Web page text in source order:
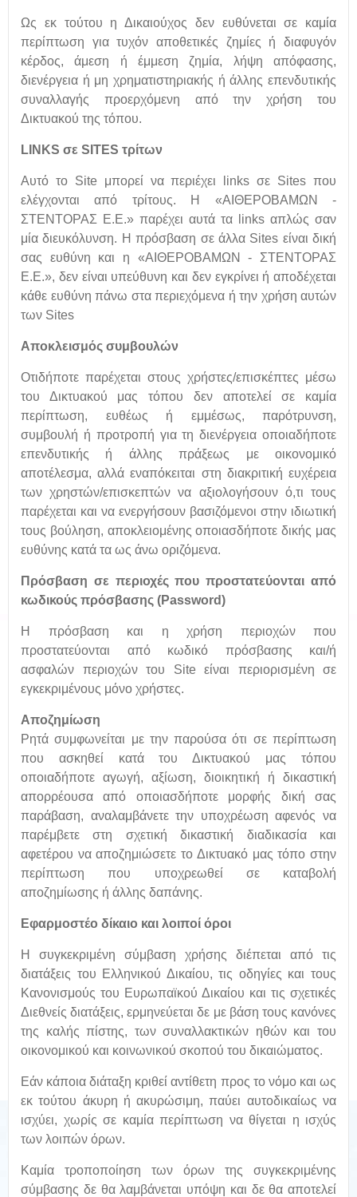
Ως εκ τούτου η Δικαιούχος δεν ευθύνεται σε καμία
περίπτωση για τυχόν αποθετικές ζημίες ή διαφυγόν
κέρδος, άμεση ή έμμεση ζημία, λήψη απόφασης,
διενέργεια ή μη χρηματιστηριακής ή άλλης επενδυτικής
συναλλαγής προερχόμενη από την χρήση του
Δικτυακού της τόπου.
LINKS σε SITES τρίτων
Αυτό το Site μπορεί να περιέχει links σε Sites που
ελέγχονται από τρίτους. Η «ΑΙΘΕΡΟΒΑΜΩΝ -
ΣΤΕΝΤΟΡΑΣ Ε.Ε.» παρέχει αυτά τα links απλώς σαν
μία διευκόλυνση. Η πρόσβαση σε άλλα Sites είναι δική
σας ευθύνη και η «ΑΙΘΕΡΟΒΑΜΩΝ - ΣΤΕΝΤΟΡΑΣ
Ε.Ε.», δεν είναι υπεύθυνη και δεν εγκρίνει ή αποδέχεται
κάθε ευθύνη πάνω στα περιεχόμενα ή την χρήση αυτών
των Sites
Αποκλεισμός συμβουλών
Οτιδήποτε παρέχεται στους χρήστες/επισκέπτες μέσω
του Δικτυακού μας τόπου δεν αποτελεί σε καμία
περίπτωση, ευθέως ή εμμέσως, παρότρυνση,
συμβουλή ή προτροπή για τη διενέργεια οποιαδήποτε
επενδυτικής ή άλλης πράξεως με οικονομικό
αποτέλεσμα, αλλά εναπόκειται στη διακριτική ευχέρεια
των χρηστών/επισκεπτών να αξιολογήσουν ό,τι τους
παρέχεται και να ενεργήσουν βασιζόμενοι στην ιδιωτική
τους βούληση, αποκλειομένης οποιασδήποτε δικής μας
ευθύνης κατά τα ως άνω οριζόμενα.
Πρόσβαση σε περιοχές που προστατεύονται από
κωδικούς πρόσβασης (Password)
Η πρόσβαση και η χρήση περιοχών που
προστατεύονται από κωδικό πρόσβασης και/ή
ασφαλών περιοχών του Site είναι περιορισμένη σε
εγκεκριμένους μόνο χρήστες.
Αποζημίωση
Ρητά συμφωνείται με την παρούσα ότι σε περίπτωση
που ασκηθεί κατά του Δικτυακού μας τόπου
οποιαδήποτε αγωγή, αξίωση, διοικητική ή δικαστική
απορρέουσα από οποιασδήποτε μορφής δική σας
παράβαση, αναλαμβάνετε την υποχρέωση αφενός να
παρέμβετε στη σχετική δικαστική διαδικασία και
αφετέρου να αποζημιώσετε το Δικτυακό μας τόπο στην
περίπτωση που υποχρεωθεί σε καταβολή
αποζημίωσης ή άλλης δαπάνης.
Εφαρμοστέο δίκαιο και λοιποί όροι
Η συγκεκριμένη σύμβαση χρήσης διέπεται από τις
διατάξεις του Ελληνικού Δικαίου, τις οδηγίες και τους
Κανονισμούς του Ευρωπαϊκού Δικαίου και τις σχετικές
Διεθνείς διατάξεις, ερμηνεύεται δε με βάση τους κανόνες
της καλής πίστης, των συναλλακτικών ηθών και του
οικονομικού και κοινωνικού σκοπού του δικαιώματος.
Εάν κάποια διάταξη κριθεί αντίθετη προς το νόμο και ως
εκ τούτου άκυρη ή ακυρώσιμη, παύει αυτοδικαίως να
ισχύει, χωρίς σε καμία περίπτωση να θίγεται η ισχύς
των λοιπών όρων.
Καμία τροποποίηση των όρων της συγκεκριμένης
σύμβασης δε θα λαμβάνεται υπόψη και δε θα αποτελεί